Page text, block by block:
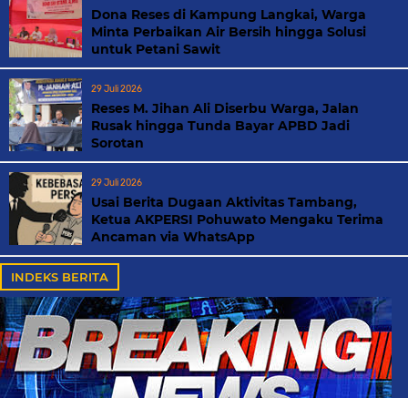
Dona Reses di Kampung Langkai, Warga
Minta Perbaikan Air Bersih hingga Solusi
untuk Petani Sawit
29 Juli 2026
Reses M. Jihan Ali Diserbu Warga, Jalan
Rusak hingga Tunda Bayar APBD Jadi
Sorotan
29 Juli 2026
Usai Berita Dugaan Aktivitas Tambang,
Ketua AKPERSI Pohuwato Mengaku Terima
Ancaman via WhatsApp
INDEKS BERITA